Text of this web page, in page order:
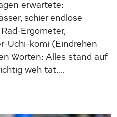
erwartete:
schier endlose
Ergometer,
Uchi-komi (Eindrehen
Worten: Alles stand auf
weh tat.…